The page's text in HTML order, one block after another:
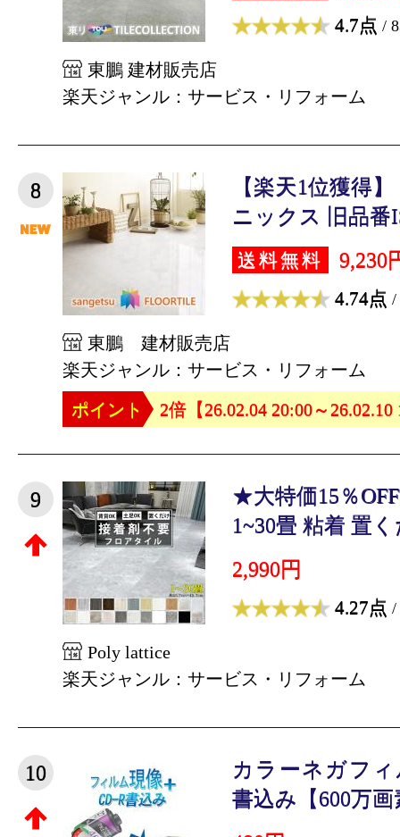
4.7点 /
東鵬 建材販売店
楽天ジャンル：サービス・リフォーム
8
【楽天1位獲得
ニックス 旧品番
送料無料 9,230
4.74点 /
東鵬 建材販売店
楽天ジャンル：サービス・リフォーム
ポイント
2倍【26.02.04 20:00～26.02.10
9
★大特価15％
1~30畳 粘着 置
2,990円
4.27点 /
Poly lattice
楽天ジャンル：サービス・リフォーム
10
カラーネガフ
書込み【600万